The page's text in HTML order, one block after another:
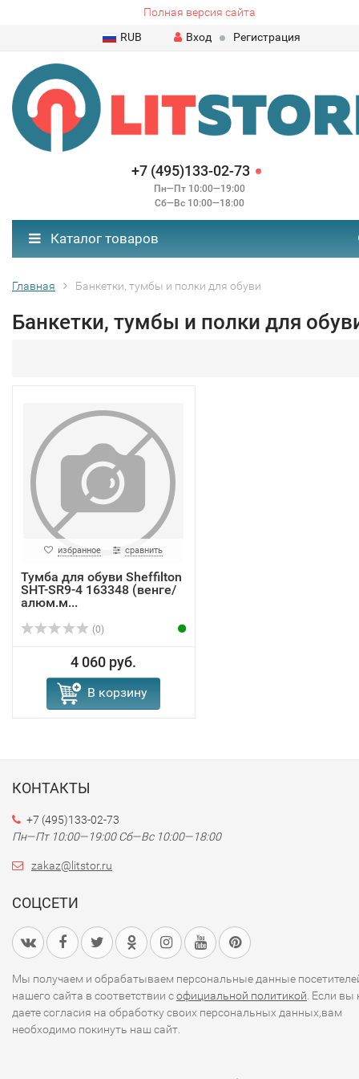
Полная версия сайта
RUB
Вход Регистрация
+7 (495)133-02-73
Пн—Пт 10:00—19:00
Сб—Вс 10:00—18:00
Каталог товаров
Главная Банкетки, тумбы и полки для обуви
Банкетки, тумбы и полки для
избранное сравнить
Тумба для обуви Sheffilton
SHT-SR9-4 163348 (венге/
алюм.м...
(0)
4 060 руб.
В корзину
КОНТАКТЫ
+7 (495)133-02-73
Пн—Пт 10:00—19:00 Сб—Вс 10:00—18:00
zakaz@litstor.ru
СОЦСЕТИ
Мы получаем и обрабатываем персональные данные
нашего сайта в соответствии софициальной политикой. Если вы
даете согласия на обработку своих персональных данных,вам
необходимо покинуть наш сайт.